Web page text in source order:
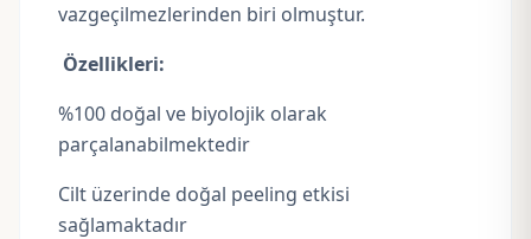
vazgeçilmezlerinden biri olmuştur.
Özellikleri:
%100 doğal ve biyolojik olarak
parçalanabilmektedir
Cilt üzerinde doğal peeling etkisi
sağlamaktadır